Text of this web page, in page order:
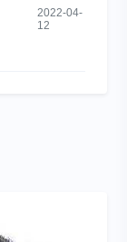
2022-04-
12